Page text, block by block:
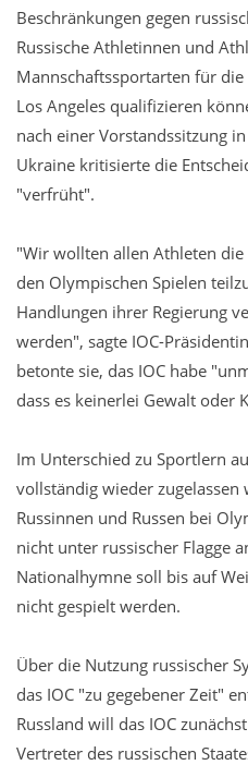
Beschränkungen gegen
Russische Athletinnen und
Mannschaftssportarten für
Los Angeles qualifizieren
nach einer Vorstandssitzung
Ukraine kritisierte die
"verfrüht".
"Wir wollten allen Athleten
den Olympischen Spielen
Handlungen ihrer Regierung
werden", sagte IOC-
betonte sie, das IOC habe
dass es keinerlei Gewalt oder
Im Unterschied zu Sportlern
vollständig wieder
Russinnen und Russen bei
nicht unter russischer Flagge
Nationalhymne soll bis auf
nicht gespielt werden.
Über die Nutzung russischer
das IOC "zu gegebener Zeit"
Russland will das IOC
Vertreter des russischen